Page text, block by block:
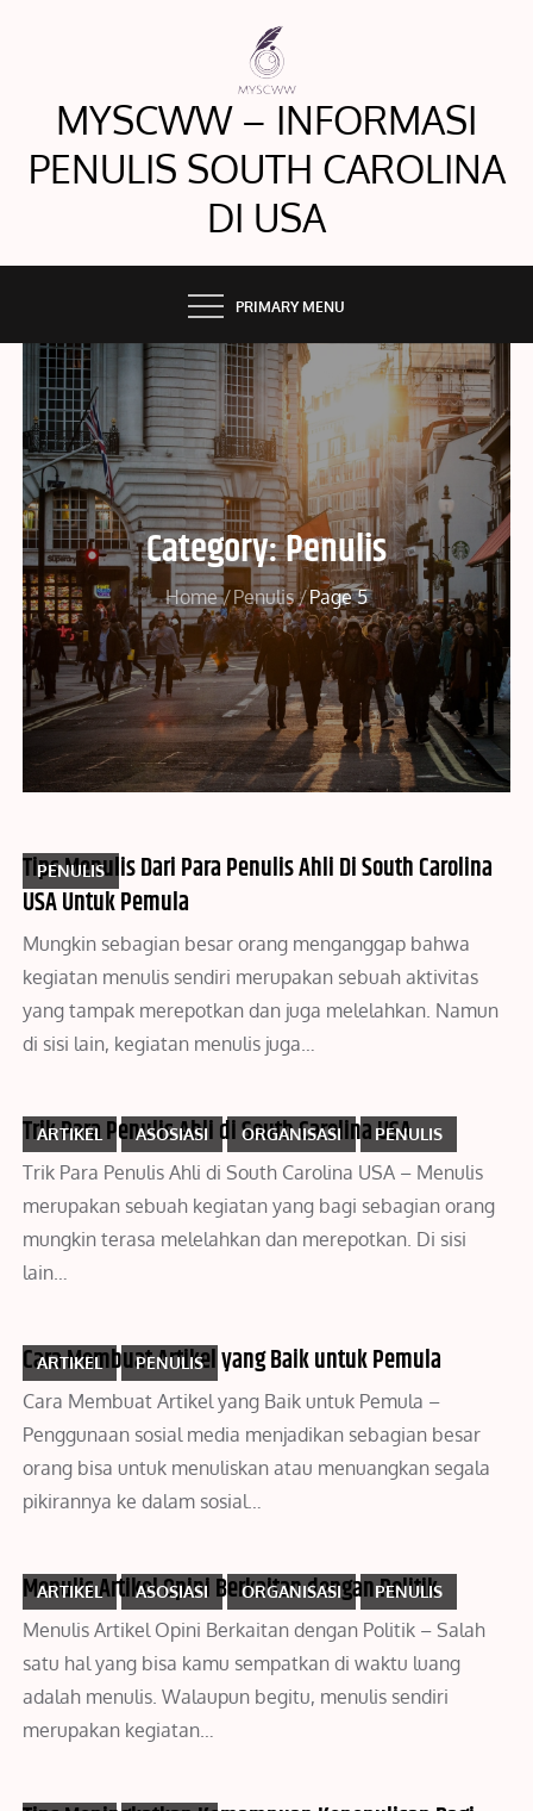
MYSCWW – INFORMASI
PENULIS SOUTH CAROLINA
DI USA
PRIMARY MENU
Category:Penulis
Home Penulis Page 5
PENULIS
Tips Menulis Dari Para Penulis Ahli Di South Carolina
USA Untuk Pemula
Mungkin sebagian besar orang menganggap bahwa
kegiatan menulis sendiri merupakan sebuah aktivitas
yang tampak merepotkan dan juga melelahkan. Namun
di sisi lain, kegiatan menulis juga…
ARTIKEL ASOSIASI ORGANISASI PENULIS
Trik Para Penulis Ahli di South Carolina USA
Trik Para Penulis Ahli di South Carolina USA – Menulis
merupakan sebuah kegiatan yang bagi sebagian orang
mungkin terasa melelahkan dan merepotkan. Di sisi
lain…
ARTIKEL PENULIS
Cara Membuat Artikel yang Baik untuk Pemula
Cara Membuat Artikel yang Baik untuk Pemula –
Penggunaan sosial media menjadikan sebagian besar
orang bisa untuk menuliskan atau menuangkan segala
pikirannya ke dalam sosial…
ARTIKEL ASOSIASI ORGANISASI PENULIS
Menulis Artikel Opini Berkaitan dengan Politik
Menulis Artikel Opini Berkaitan dengan Politik – Salah
satu hal yang bisa kamu sempatkan di waktu luang
adalah menulis. Walaupun begitu, menulis sendiri
merupakan kegiatan…